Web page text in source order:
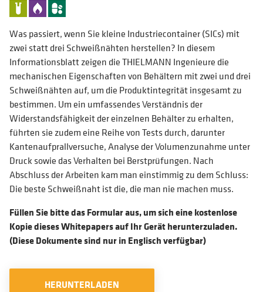
Was passiert, wenn Sie kleine Industriecontainer (SICs) mit
zwei statt drei Schweißnähten herstellen? In diesem
Informationsblatt zeigen die THIELMANN Ingenieure die
mechanischen Eigenschaften von Behältern mit zwei und drei
Schweißnähten auf, um die Produktintegrität insgesamt zu
bestimmen. Um ein umfassendes Verständnis der
Widerstandsfähigkeit der einzelnen Behälter zu erhalten,
führten sie zudem eine Reihe von Tests durch, darunter
Kantenaufprallversuche, Analyse der Volumenzunahme unter
Druck sowie das Verhalten bei Berstprüfungen. Nach
Abschluss der Arbeiten kam man einstimmig zu dem Schluss:
Die beste Schweißnaht ist die, die man nie machen muss.
Füllen Sie bitte das Formular aus, um sich eine kostenlose
Kopie dieses Whitepapers auf Ihr Gerät herunterzuladen.
(Diese Dokumente sind nur in Englisch verfügbar)
HERUNTERLADEN